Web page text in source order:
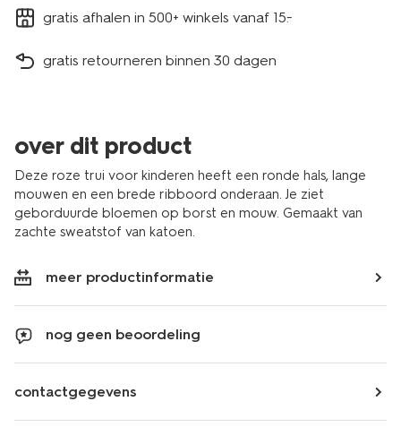
gratis afhalen in 500+ winkels vanaf 15.-
gratis retourneren binnen 30 dagen
over dit product
Deze roze trui voor kinderen heeft een ronde hals, lange
mouwen en een brede ribboord onderaan. Je ziet
geborduurde bloemen op borst en mouw. Gemaakt van
zachte sweatstof van katoen.
meer productinformatie
nog geen beoordeling
contactgegevens